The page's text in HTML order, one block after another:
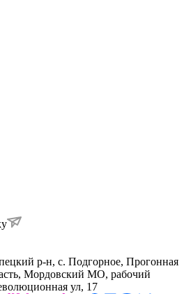
р-н, с. Подгорное, Прогонная
Мордовский МО, рабочий
ул, 17